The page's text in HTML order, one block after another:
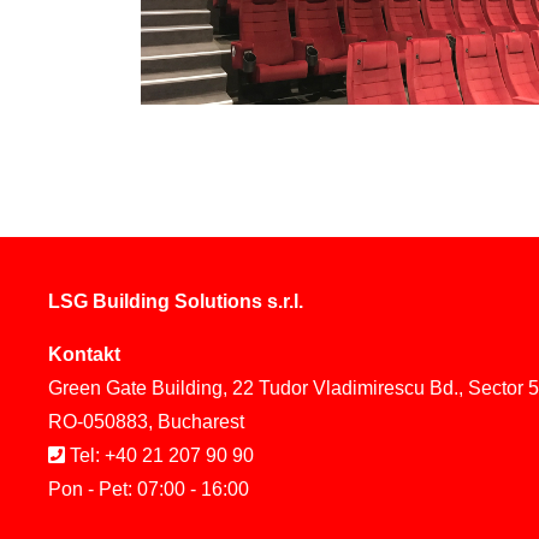
LSG Building Solutions s.r.l.
Kontakt
Green Gate Building, 22 Tudor Vladimirescu Bd., Sector
RO-050883, Bucharest
Tel: +40 21 207 90 90
Pon - Pet: 07:00 - 16:00